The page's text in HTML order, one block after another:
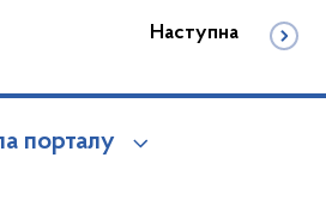
Наступна
порталу